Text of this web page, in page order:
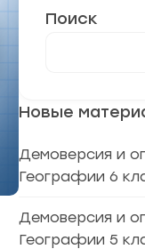
Поиск
Новые
Демоверсия и
Географии 6
Демоверсия и
Географии 5